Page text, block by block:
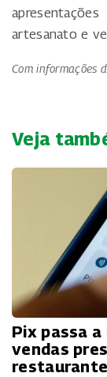
artesanato e
Com informações
Veja
Pix passa
vendas